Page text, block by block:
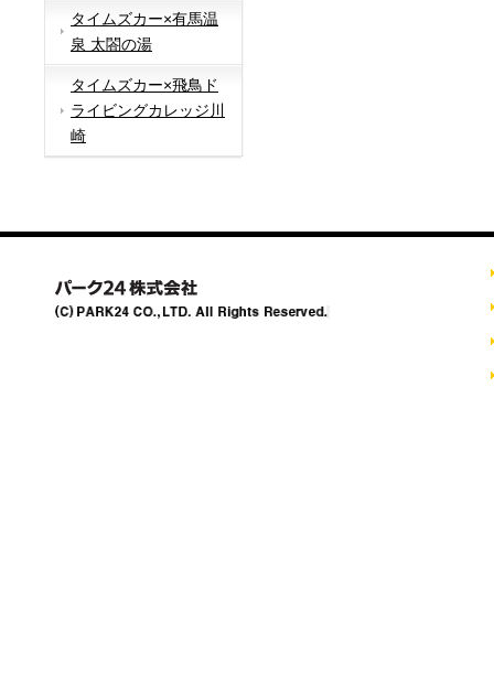
タイムズカー×有馬温
泉 太閤の湯
タイムズカー×飛鳥ド
ライビングカレッジ川
崎